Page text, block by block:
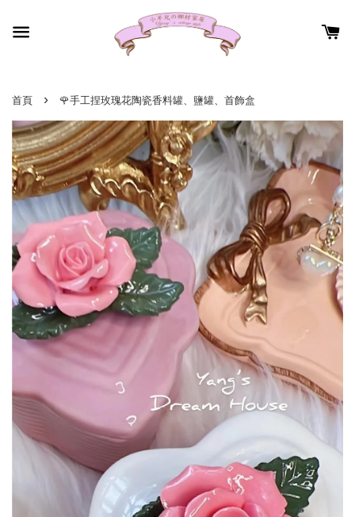
首頁 › 🌹手工捏玫瑰花陶瓷香料罐、鹽罐、首飾盒